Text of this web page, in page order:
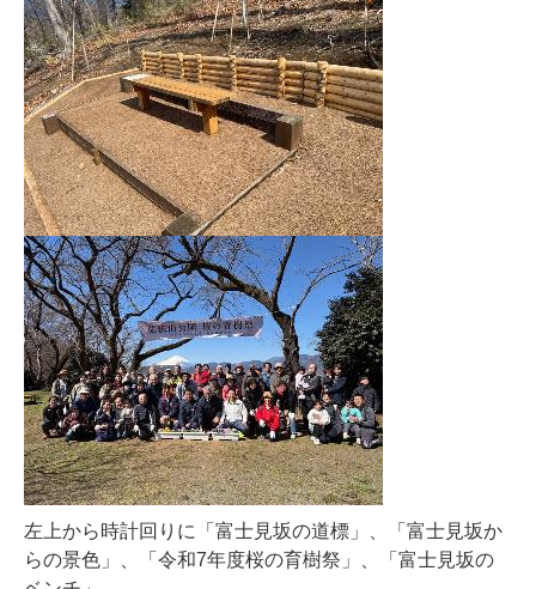
左上から時計回りに「富士見坂の道標」、「富士見坂か
らの景色」、「令和7年度桜の育樹祭」、「富士見坂の